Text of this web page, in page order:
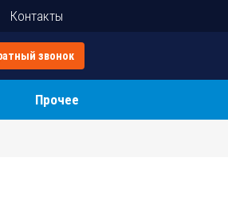
Контакты
звонок
Прочее